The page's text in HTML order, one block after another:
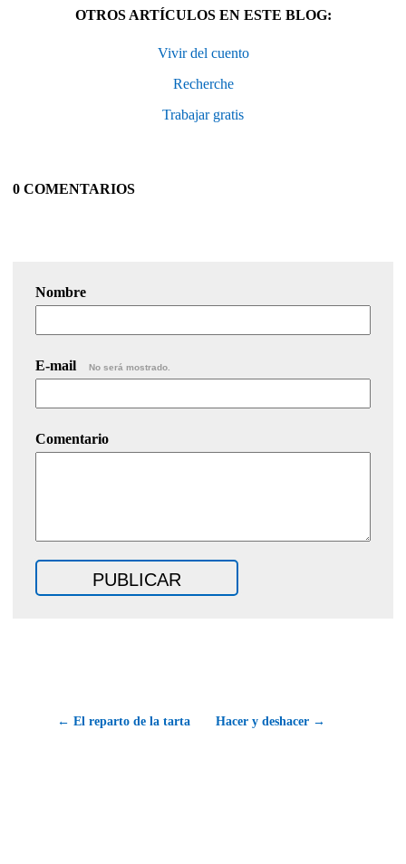
OTROS ARTÍCULOS EN ESTE BLOG:
Vivir del cuento
Recherche
Trabajar gratis
0 COMENTARIOS
Nombre
E-mail No será mostrado.
Comentario
← El reparto de la tarta Hacer y deshacer →